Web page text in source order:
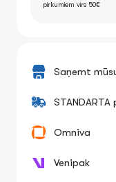
pirkumiem virs 50€
Saņemt
Omniva
Venipak